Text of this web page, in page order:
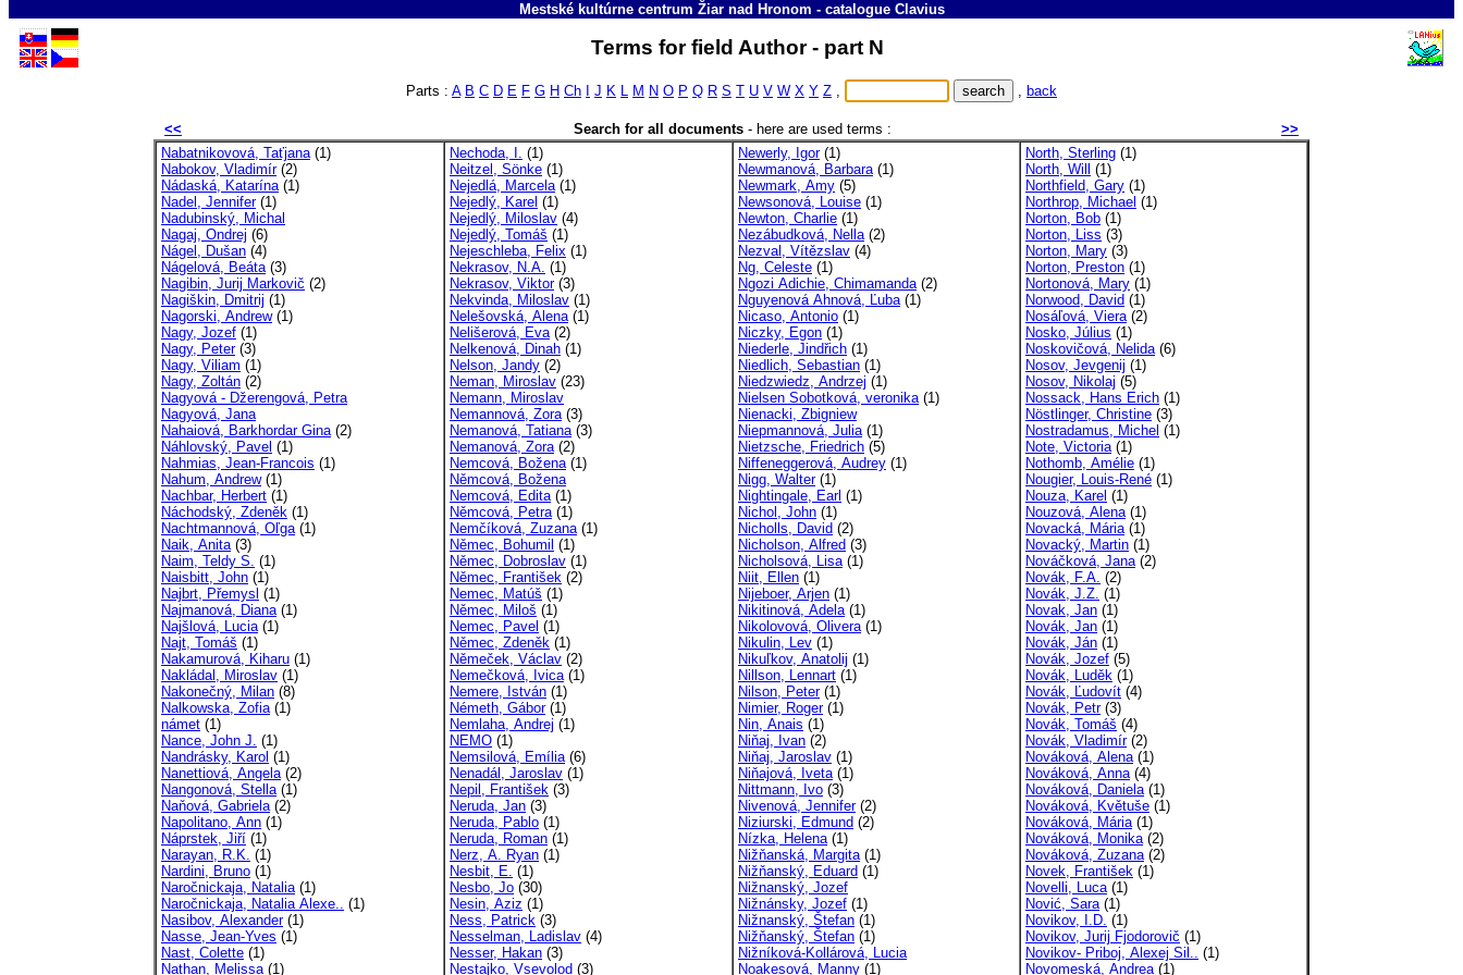
Mestské kultúrne centrum Žiar nad Hronom - catalogue Clavius
Terms for field Author - part N
Parts : A B C D E F G H Ch J K L M N O P Q R S T U V W X Y Z , , back
<< Search for all documents- here are used terms :
>>
Nabatnikovová, Taťjana(1)
Nabokov, Vladimír(2)
Nádaská, Katarína(1)
Nadel, Jennifer(1)
Nadubinský, Michal
Nagaj, Ondrej (6)
Nágel, Dušan (4)
Nágelová, Beáta(3)
Nagibin, Jurij Markovič (2)
Nagiškin, Dmitrij (1)
Nagorski, Andrew(1)
Nagy, Jozef (1)
Nagy, Peter(3)
Nagy, Viliam (1)
Nagy, Zoltán (2)
Nagyová - Džerengová, Petra
Nagyová, Jana
Nahaiová, Barkhordar Gina(2)
Náhlovský, Pavel (1)
Nahmias, Jean-Francois (1)
Nahum, Andrew(1)
Nachbar, Herbert (1)
Náchodský, Zdeněk (1)
Nachtmannová, Oľga(1)
Naik, Anita(3)
Naim, Teldy S. (1)
Naisbitt, John (1)
Najbrt, Přemysl (1)
Najmanová, Diana(1)
Najšlová, Lucia(1)
Najt, Tomáš (1)
Nakamurová, Kiharu (1)
Nakládal, Miroslav (1)
Nakonečný, Milan (8)
Nalkowska, Zofia(1)
námet (1)
Nance, John J. (1)
Nandrásky, Karol (1)
Nanettiová, Angela(2)
Nangonová, Stella(1)
Naňová, Gabriela(2)
Napolitano, Ann (1)
Náprstek, Jiří (1)
Narayan, R.K. (1)
Nardini, Bruno (1)
Naročnickaja, Natalia(1)
Naročnickaja, Natalia Alexe.. (1)
Nasibov, Alexander(1)
Nasse, Jean-Yves (1)
Nast, Colette (1)
Nathan, Melissa(1)
Nechoda, I. (1)
Neitzel, Sönke (1)
Nejedlá, Marcela(1)
Nejedlý, Karel (1)
Nejedlý, Miloslav (4)
Nejedlý, Tomáš (1)
Nejeschleba, Felix (1)
Nekrasov, N.A. (1)
Nekrasov, Viktor(3)
Nekvinda, Miloslav (1)
Nelešovská, Alena(1)
Nelišerová, Eva(2)
Nelkenová, Dinah (1)
Nelson, Jandy (2)
Neman, Miroslav (23)
Nemann, Miroslav
Nemannová, Zora(3)
Nemanová, Tatiana(3)
Nemanová, Zora(2)
Nemcová, Božena(1)
Němcová, Božena
Nemcová, Edita(1)
Němcová, Petra(1)
Nemčíková, Zuzana(1)
Němec, Bohumil (1)
Němec, Dobroslav (1)
Němec, František (2)
Nemec, Matúš (1)
Němec, Miloš (1)
Nemec, Pavel (1)
Němec, Zdeněk (1)
Němeček, Václav (2)
Nemečková, Ivica(1)
Nemere, István (1)
Németh, Gábor(1)
Nemlaha, Andrej (1)
NEMO (1)
Nemsilová, Emília(6)
Nenadál, Jaroslav (1)
Nepil, František (3)
Neruda, Jan (3)
Neruda, Pablo (1)
Neruda, Roman (1)
Nerz, A. Ryan (1)
Nesbit, E. (1)
Nesbo, Jo (30)
Nesin, Aziz (1)
Ness, Patrick (3)
Nesselman, Ladislav (4)
Nesser, Hakan (3)
Nestajko, Vsevolod (3)
Newerly, Igor(1)
Newmanová, Barbara(1)
Newmark, Amy (5)
Newsonová, Louise (1)
Newton, Charlie (1)
Nezábudková, Nella(2)
Nezval, Vítězslav (4)
Ng, Celeste (1)
Ngozi Adichie, Chimamanda(2)
Nguyenová Ahnová, Ľuba(1)
Nicaso, Antonio (1)
Niczky, Egon (1)
Niederle, Jindřich (1)
Niedlich, Sebastian (1)
Niedzwiedz, Andrzej (1)
Nielsen Sobotková, veronika(1)
Nienacki, Zbigniew
Niepmannová, Julia(1)
Nietzsche, Friedrich (5)
Niffeneggerová, Audrey (1)
Nigg, Walter(1)
Nightingale, Earl (1)
Nichol, John (1)
Nicholls, David (2)
Nicholson, Alfred (3)
Nicholsová, Lisa(1)
Niit, Ellen (1)
Nijeboer, Arjen (1)
Nikitinová, Adela(1)
Nikolovová, Olivera(1)
Nikulin, Lev (1)
Nikuľkov, Anatolij (1)
Nillson, Lennart (1)
Nilson, Peter(1)
Nimier, Roger(1)
Nin, Anais (1)
Niňaj, Ivan (2)
Niňaj, Jaroslav (1)
Niňajová, Iveta(1)
Nittmann, Ivo (3)
Nivenová, Jennifer(2)
Niziurski, Edmund (2)
Nízka, Helena(1)
Nižňanská, Margita(1)
Nižňanský, Eduard (1)
Nižnanský, Jozef
Nižnánsky, Jozef (1)
Nižnanský, Štefan (1)
Nižňanský, Štefan (1)
Nižníková-Kollárová, Lucia
Noakesová, Manny (1)
North, Sterling (1)
North, Will
(1)
Northfield, Gary (1)
Northrop, Michael (1)
Norton, Bob (1)
Norton, Liss (3)
Norton, Mary (3)
Norton, Preston (1)
Nortonová, Mary (1)
Norwood, David (1)
Nosáľová, Viera(2)
Nosko, Július (1)
Noskovičová, Nelida(6)
Nosov, Jevgenij (1)
Nosov, Nikolaj (5)
Nossack, Hans Erich (1)
Nöstlinger, Christine (3)
Nostradamus, Michel (1)
Note, Victoria(1)
Nothomb, Amélie (1)
Nougier, Louis-René (1)
Nouza, Karel (1)
Nouzová, Alena(1)
Novacká, Mária(1)
Novacký, Martin (1)
Nováčková, Jana(2)
Novák, F.A. (2)
Novák, J.Z. (1)
Novak, Jan (1)
Novák, Jan (1)
Novák, Ján (1)
Novák, Jozef (5)
Novák, Luděk (1)
Novák, Ľudovít (4)
Novák, Petr(3)
Novák, Tomáš (4)
Novák, Vladimír(2)
Nováková, Alena(1)
Nováková, Anna(4)
Nováková, Daniela(1)
Nováková, Květuše (1)
Nováková, Mária(1)
Nováková, Monika(2)
Nováková, Zuzana(2)
Novek, František (1)
Novelli, Luca(1)
Nović, Sara(1)
Novikov, I.D. (1)
Novikov, Jurij Fjodorovič (1)
Novikov- Priboj, Alexej Sil.. (1)
Novomeská, Andrea(1)